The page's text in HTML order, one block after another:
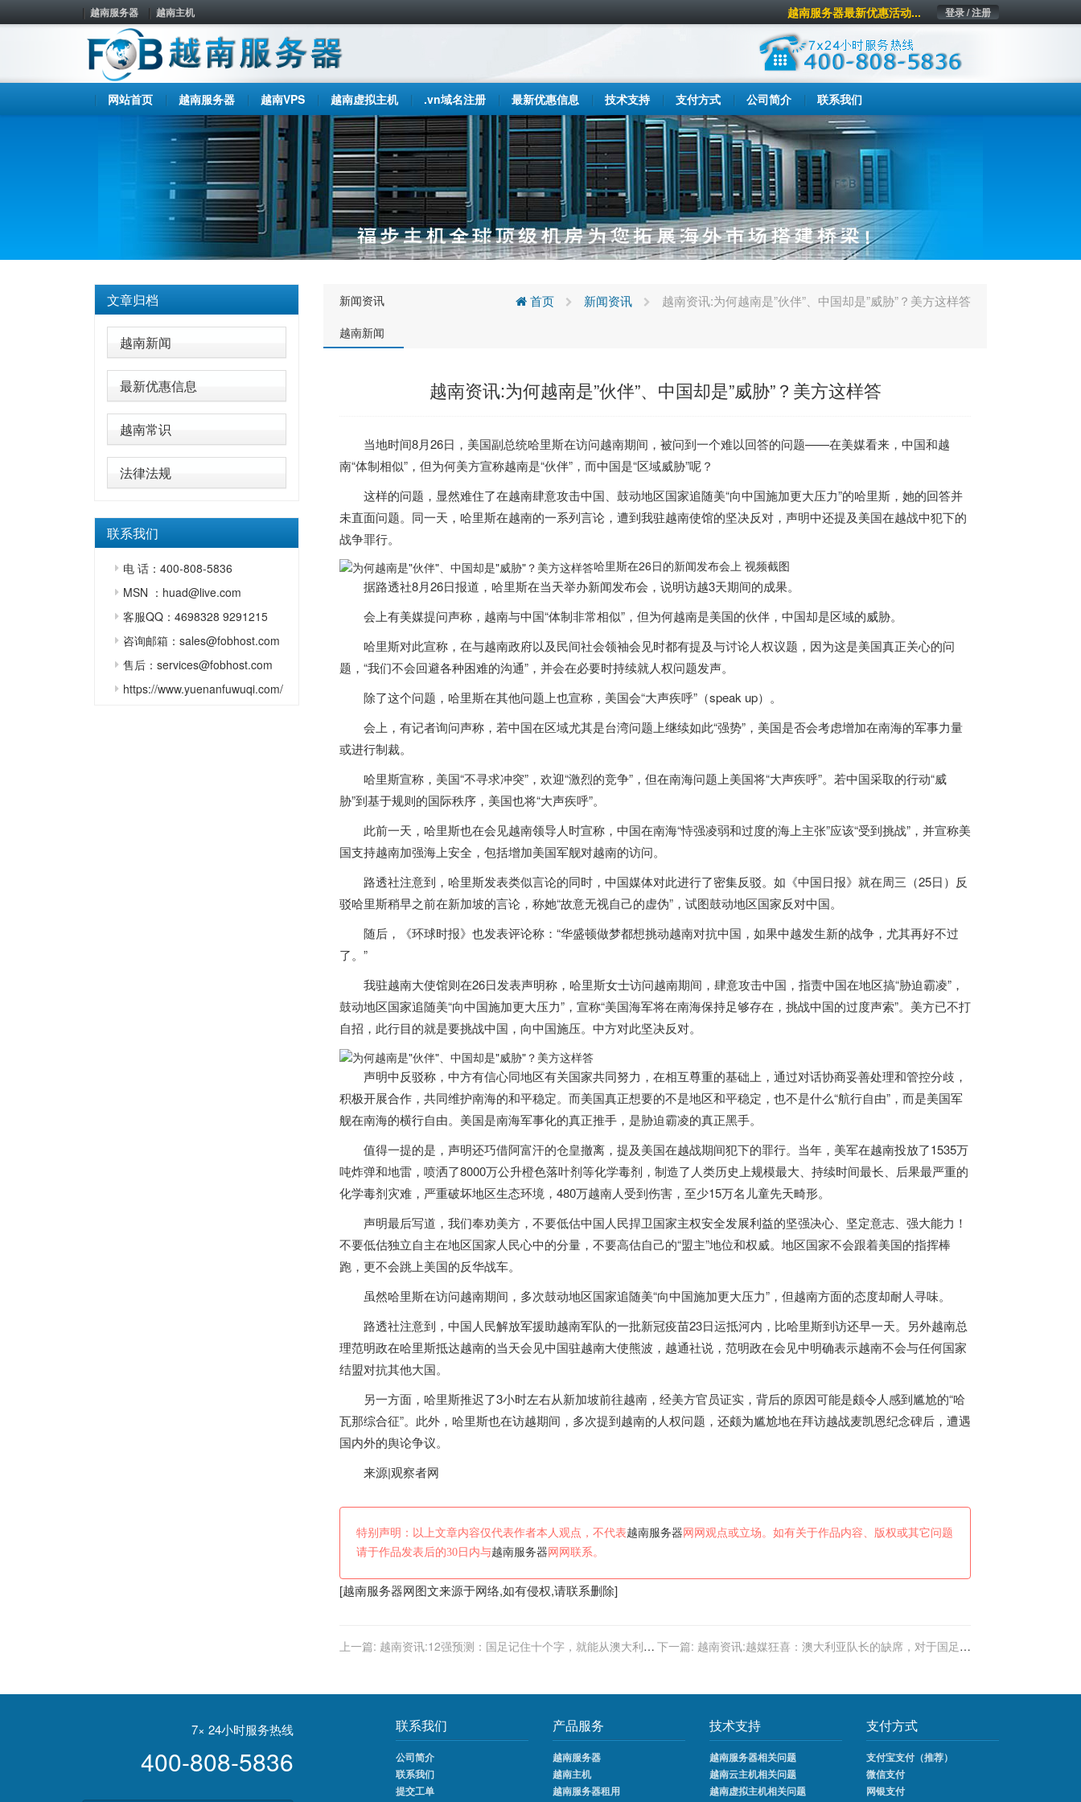
越南服务器 越南主机 登录 / 注册
越南服务器最新优惠活动...
网站首页 越南服务器 越南VPS 越南虚拟主机 .vn域名注册 最新优惠信息 技术支持 支付方式 公司简介 联系我们
文章归档
越南新闻
最新优惠信息
越南常识
法律法规
联系我们
电 话：400-808-5836
MSN ：huad@live.com
客服QQ：4698328 9291215
咨询邮箱：sales@fobhost.com
售后：services@fobhost.com
https://www.yuenanfuwuqi.com/
新闻资讯
越南新闻
首页 新闻资讯 越南资讯:为何越南是”伙伴”、中国却是”威胁”？美方这样答
越南资讯:为何越南是”伙伴”、中国却是”威胁”？美方这样答
当地时间8月26日，美国副总统哈里斯在访问越南期间，被问到一个难以回答的问题——在美媒看来，中国和越
南“体制相似”，但为何美方宣称越南是“伙伴”，而中国是“区域威胁”呢？
这样的问题，显然难住了在越南肆意攻击中国、鼓动地区国家追随美“向中国施加更大压力”的哈里斯，她的回答并
未直面问题。同一天，哈里斯在越南的一系列言论，遭到我驻越南使馆的坚决反对，声明中还提及美国在越战中犯下的
战争罪行。
哈里斯在26日的新闻发布会上 视频截图
据路透社8月26日报道，哈里斯在当天举办新闻发布会，说明访越3天期间的成果。
会上有美媒提问声称， 越南与中国“体制非常相似”，但为何越南是美国的伙伴，中国却是区域的威胁。
哈里斯对此宣称，在与越南政府以及民间社会领袖会见时都有提及与讨论人权议题，因为这是美国真正关心的问
题，“我们不会回避各种困难的沟通”，并会在必要时持续就人权问题发声。
除了这个问题，哈里斯在其他问题上也宣称，美国会“大声疾呼”（speak up）。
会上，有记者询问声称，若中国在区域尤其是台湾问题上继续如此“强势”，美国是否会考虑增加在南海的军事力量
或进行制裁。
哈里斯宣称，美国“不寻求冲突”，欢迎“激烈的竞争”，但在南海问题上美国将“大声疾呼”。若中国采取的行动“威
胁”到基于规则的国际秩序，美国也将“大声疾呼”。
此前一天，哈里斯也在会见越南领导人时宣称，中国在南海“恃强凌弱和过度的海上主张”应该“受到挑战”，并宣称美
国支持越南加强海上安全，包括增加美国军舰对越南的访问。
路透社注意到，哈里斯发表类似言论的同时，中国媒体对此进行了密集反驳。如《中国日报》就在周三（25日）反
驳哈里斯稍早之前在新加坡的言论，称她“故意无视自己的虚伪”，试图鼓动地区国家反对中国。
随后，《环球时报》也发表评论称：“华盛顿做梦都想挑动越南对抗中国，如果中越发生新的战争，尤其再好不过
了。”
我驻越南大使馆则在26日发表声明称，哈里斯女士访问越南期间，肆意攻击中国，指责中国在地区搞“胁迫霸凌”，
鼓动地区国家追随美“向中国施加更大压力”，宣称“美国海军将在南海保持足够存在，挑战中国的过度声索”。美方已不打
自招，此行目的就是要挑战中国，向中国施压。中方对此坚决反对。
声明中反驳称，中方有信心同地区有关国家共同努力，在相互尊重的基础上，通过对话协商妥善处理和管控分歧，
积极开展合作，共同维护南海的和平稳定。而美国真正想要的不是地区和平稳定，也不是什么“航行自由”，而是美国军
舰在南海的横行自由。美国是南海军事化的真正推手，是胁迫霸凌的真正黑手。
值得一提的是，声明还巧借阿富汗的仓皇撤离，提及美国在越战期间犯下的罪行。当年，美军在越南投放了1535万
吨炸弹和地雷，喷洒了8000万公升橙色落叶剂等化学毒剂，制造了人类历史上规模最大、持续时间最长、后果最严重的
化学毒剂灾难，严重破坏地区生态环境，480万越南人受到伤害，至少15万名儿童先天畸形。
声明最后写道，我们奉劝美方，不要低估中国人民捍卫国家主权安全发展利益的坚强决心、坚定意志、强大能力！
不要低估独立自主在地区国家人民心中的分量，不要高估自己的“盟主”地位和权威。地区国家不会跟着美国的指挥棒
跑，更不会跳上美国的反华战车。
虽然哈里斯在访问越南期间，多次鼓动地区国家追随美“向中国施加更大压力”，但越南方面的态度却耐人寻味。
路透社注意到，中国人民解放军援助越南军队的一批新冠疫苗23日运抵河内，比哈里斯到访还早一天。另外越南总
理范明政在哈里斯抵达越南的当天会见中国驻越南大使熊波，越通社说，范明政在会见中明确表示越南不会与任何国家
结盟对抗其他大国。
另一方面，哈里斯推迟了3小时左右从新加坡前往越南 ，经美方官员证实，背后的原因可能是颇令人感到尴尬的“哈
瓦那综合征”。此外，哈里斯也在访越期间，多次提到越南的人权问题，还颇为尴尬地在拜访越战麦凯恩纪念碑后，遭遇
国内外的舆论争议。
来源|观察者网
特别声明：以上文章内容仅代表作者本人观点，不代表越南服务器 网网观点或立场。如有关于作品内容、版权或其它问题
请于作品发表后的30日内与越南服务器 网网联系。
[越南服务器网图文来源于网络,如有侵权,请联系删除]
上一篇: 越南资讯:12强预测：国足记住十个字，就能从澳大利
下一篇: 越南资讯:越媒狂喜：澳大利亚队长的缺席，对于国足与
7× 24小时服务热线
400-808-5836
联系我们
公司简介
联系我们
提交工单
产品服务
越南服务器
越南主机
越南服务器租用
技术支持
越南服务器相关问题
越南云主机相关问题
越南虚拟主机相关问题
支付方式
支付宝支付（推荐）
微信支付
网银支付